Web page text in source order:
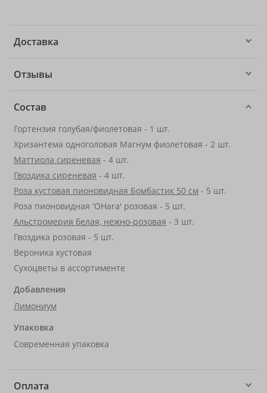
Доставка
Отзывы
Состав
Гортензия голубая/фиолетовая - 1 шт.
Хризантема одноголовая Магнум фиолетовая - 2 шт.
Маттиола сиреневая - 4 шт.
Гвоздика сиреневая - 4 шт.
Роза кустовая пионовидная Бомбастик 50 см - 5 шт.
Роза пионовидная 'OHara' розовая - 5 шт.
Альстромерия белая, нежно-розовая - 3 шт.
Гвоздика розовая - 5 шт.
Вероника кустовая
Сухоцветы в ассортименте
Добавления
Лимониум
Упаковка
Современная упаковка
Оплата